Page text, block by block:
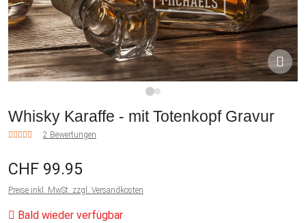
Whisky Karaffe - mit Totenkopf Gravur
2 Bewertungen
CHF 99.95
Preise inkl. MwSt. zzgl. Versandkosten
Bald wieder verfügbar